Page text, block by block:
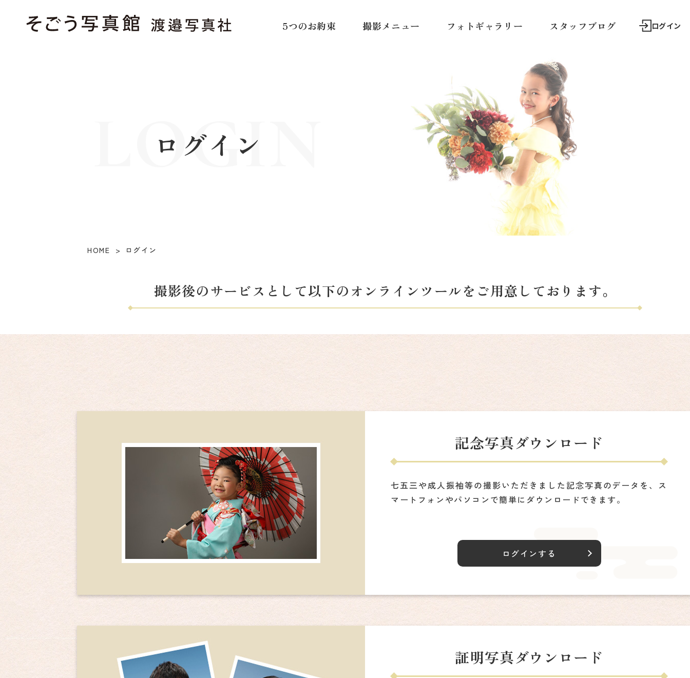
5つのお約束 撮影メニュー フォトギャラリー スタッフブログ ログイン
ログイン
LOGIN
HOME ログイン
撮影後のサービスとして以下のオンラインツールをご用意しております。
記念写真ダウンロード
七五三や成人振袖等の撮影いただきました記念写真のデータを、ス
マートフォンやパソコンで簡単にダウンロードできます。
ログインする
証明写真ダウンロード